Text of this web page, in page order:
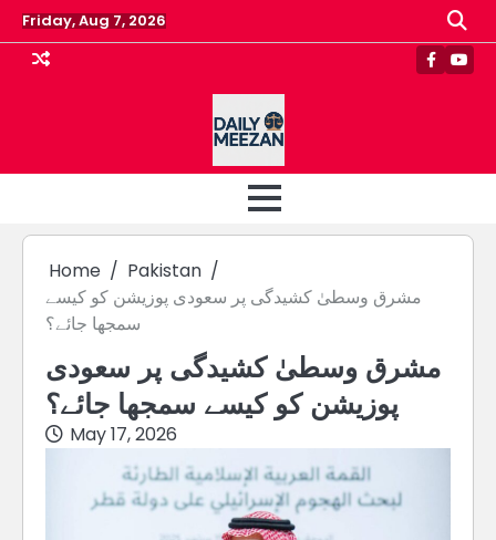
Skip
to
content
Friday, Aug 7, 2026
Home
Pakistan
مشرق وسطیٰ کشیدگی پر سعودی پوزیشن کو کیسے
سمجھا جائے؟
مشرق وسطیٰ کشیدگی پر سعودی
پوزیشن کو کیسے سمجھا جائے؟
May 17, 2026